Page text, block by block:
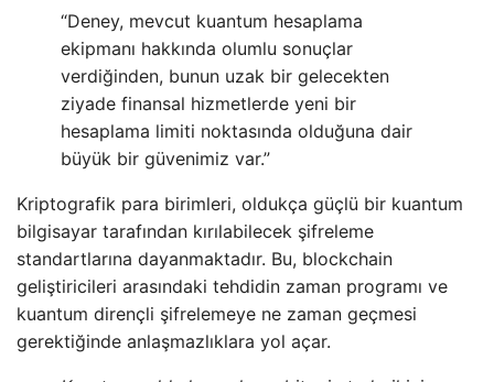
“Deney, mevcut kuantum hesaplama
ekipmanı hakkında olumlu sonuçlar
verdiğinden, bunun uzak bir gelecekten
ziyade finansal hizmetlerde yeni bir
hesaplama limiti noktasında olduğuna dair
büyük bir güvenimiz var.”
Kriptografik para birimleri, oldukça güçlü bir kuantum
bilgisayar tarafından kırılabilecek şifreleme
standartlarına dayanmaktadır. Bu, blockchain
geliştiricileri arasındaki tehdidin zaman programı ve
kuantum dirençli şifrelemeye ne zaman geçmesi
gerektiğinde anlaşmazlıklara yol açar.